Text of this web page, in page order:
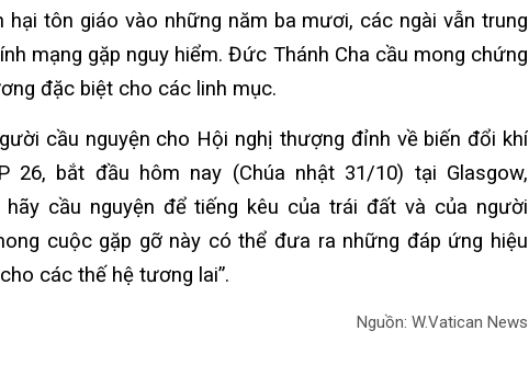
hại tôn giáo vào những năm ba mươi, các ngài vẫn trung
mạng gặp nguy hiểm. Đức Thánh Cha cầu mong chứng
đặc biệt cho các linh mục.
cầu nguyện cho Hội nghị thượng đỉnh về biến đổi khí
26, bắt đầu hôm nay (Chúa nhật 31/10) tại Glasgow,
hãy cầu nguyện để tiếng kêu của trái đất và của người
cuộc gặp gỡ này có thể đưa ra những đáp ứng hiệu
các thế hệ tương lai”.
Nguồn: W.Vatican News